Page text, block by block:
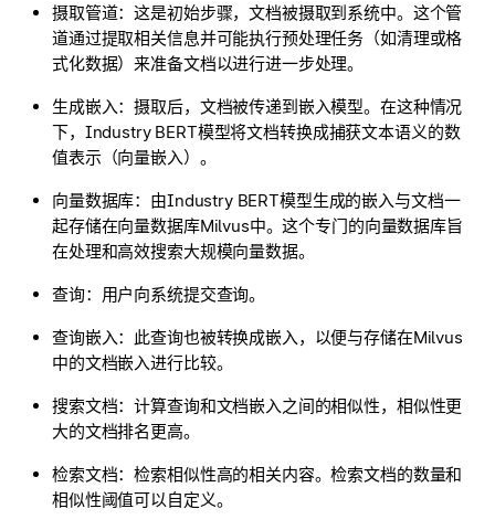
摄取管道：这是初始步骤，文档被摄取到系统中。这个管
道通过提取相关信息并可能执行预处理任务（如清理或格
式化数据）来准备文档以进行进一步处理。
生成嵌入：摄取后，文档被传递到嵌入模型。在这种情况
下，Industry BERT模型将文档转换成捕获文本语义的数
值表示（向量嵌入）。
向量数据库：由Industry BERT模型生成的嵌入与文档一
起存储在向量数据库Milvus中。这个专门的向量数据库旨
在处理和高效搜索大规模向量数据。
查询：用户向系统提交查询。
查询嵌入：此查询也被转换成嵌入，以便与存储在Milvus
中的文档嵌入进行比较。
搜索文档：计算查询和文档嵌入之间的相似性，相似性更
大的文档排名更高。
检索文档：检索相似性高的相关内容。检索文档的数量和
相似性阈值可以自定义。